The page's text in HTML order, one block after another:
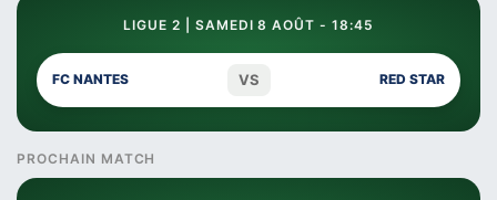
LIGUE 2 | SAMEDI 8 AOÛT - 18:45
FC NANTES VS RED STAR
PROCHAIN MATCH